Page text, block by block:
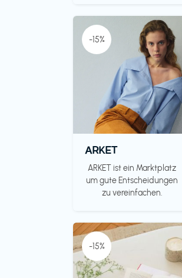
-15%
ARKET
ARKET ist ein Marktplatz
um gute Entscheidungen
zu vereinfachen.
-15%